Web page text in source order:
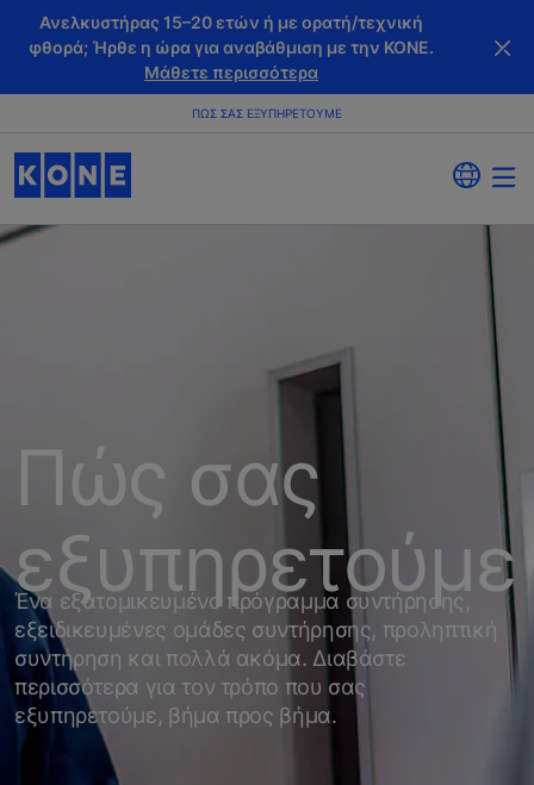
Ανελκυστήρας 15–20 ετών ή με ορατή/τεχνική
φθορά; Ήρθε η ώρα για αναβάθμιση με την KONE.
Μάθετε περισσότερα
ΠΏΣ ΣΑΣ ΕΞΥΠΗΡΕΤΟΎΜΕ
Πώς σας
εξυπηρετούμε
Ένα εξατομικευμένο πρόγραμμα συντήρησης,
εξειδικευμένες ομάδες συντήρησης, προληπτική
συντήρηση και πολλά ακόμα. Διαβάστε
περισσότερα για τον τρόπο που σας
εξυπηρετούμε, βήμα προς βήμα.